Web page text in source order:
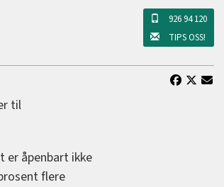
926 94 120
TIPS OSS!
til
er åpenbart ikke
flere